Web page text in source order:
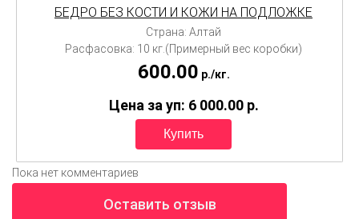
БЕДРО БЕЗ КОСТИ И КОЖИ НА ПОДЛОЖКЕ
Страна: Алтай
Расфасовка: 10 кг.(Примерный вес коробки)
600.00 p./кг.
Цена за уп: 6 000.00 p.
Пока нет комментариев
Оставить отзыв